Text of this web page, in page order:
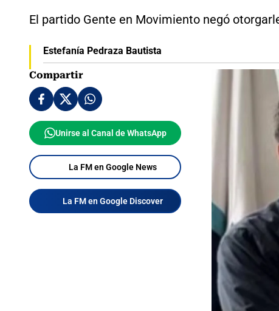
El partido Gente en Movimiento negó
Estefanía Pedraza Bautista
Compartir
Unirse al Canal de WhatsApp
La FM en Google News
La FM en Google Discover